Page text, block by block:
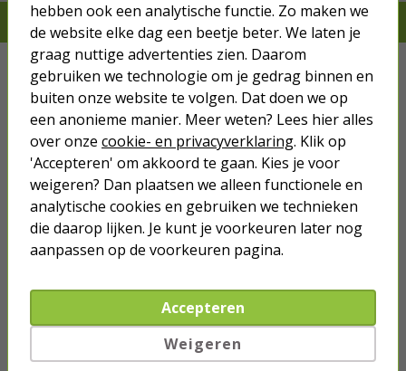
Je verwacht het niet, we hebben het wel
Kabels
Netwerk
Stroom
Telefoon & Tablet
Verlichting
Buiten
hebben ook een analytische functie. Zo maken we
de website elke dag een beetje beter. We laten je
graag nuttige advertenties zien. Daarom
gebruiken we technologie om je gedrag binnen en
buiten onze website te volgen. Dat doen we op
een anonieme manier. Meer weten? Lees hier alles
over onze cookie- en privacyverklaring. Klik op
'Accepteren' om akkoord te gaan. Kies je voor
weigeren? Dan plaatsen we alleen functionele en
analytische cookies en gebruiken we technieken
die daarop lijken. Je kunt je voorkeuren later nog
aanpassen op de voorkeuren pagina.
Accepteren
Weigeren